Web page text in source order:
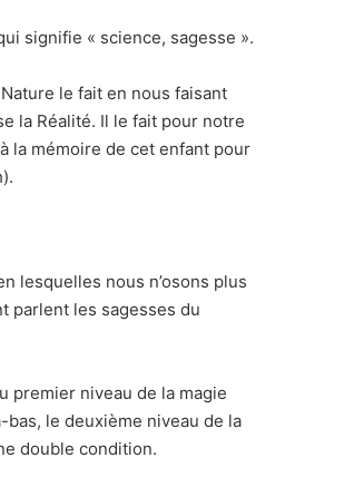
signifie « science, sagesse ».
le fait en nous faisant
la Réalité. Il le fait pour notre
la mémoire de cet enfant pour
lesquelles nous n’osons plus
parlent les sagesses du
premier niveau de la magie
bas, le deuxième niveau de la
double condition.